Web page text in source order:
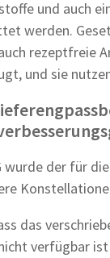
und auch
werden.
rezeptfreie
und sie
wurde der für
das
verfügbar